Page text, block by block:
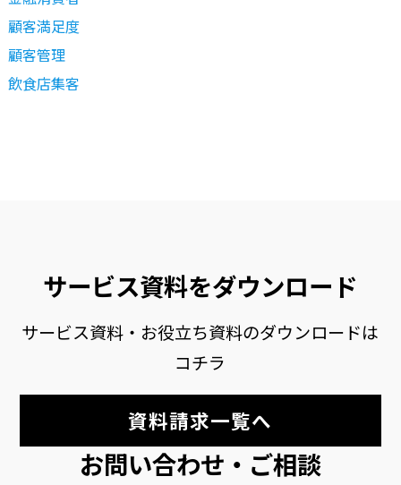
顧客満足度
顧客管理
飲食店集客
サービス資料をダウンロード
サービス資料・お役立ち資料のダウンロードは
コチラ
資料請求一覧へ
お問い合わせ・ご相談